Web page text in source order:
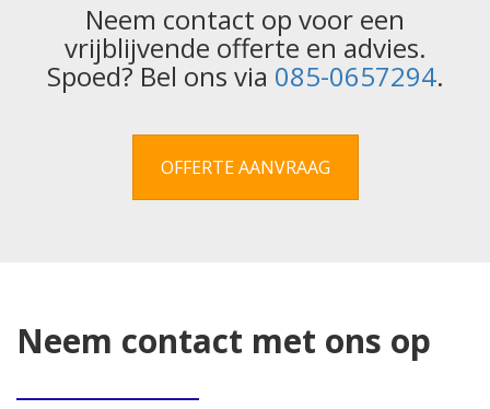
Neem contact op voor een
vrijblijvende offerte en advies.
Spoed? Bel ons via 085-0657294.
OFFERTE AANVRAAG
Neem contact met ons op